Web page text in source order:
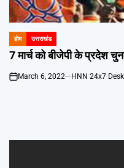
POSTED
IN
होम उत्तराखंड
7 मार्च को बीजेपी के प्रदेश
on
March 6, 2022 HNN 24x7 Desk